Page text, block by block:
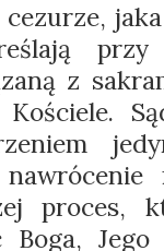
przy
z
proces,
Jego